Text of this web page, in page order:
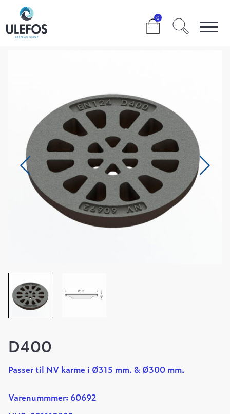
0
>>>
D400
Passer til NV karme i Ø315 mm. & Ø300 mm.
Varenummmer: 60692